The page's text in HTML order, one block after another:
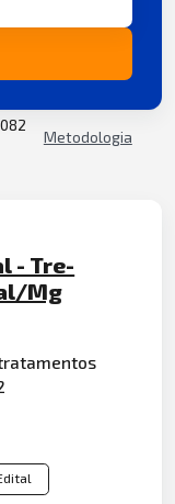
Metodologia
- Tre-
Mg